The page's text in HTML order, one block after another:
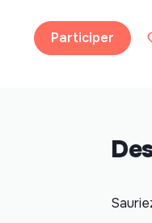
Participer